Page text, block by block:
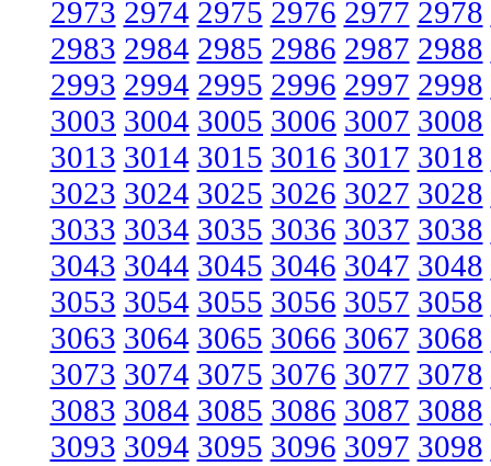
2973 2974 2975 2976 2977 2978
2983 2984 2985 2986 2987 2988
2993 2994 2995 2996 2997 2998
3003 3004 3005 3006 3007 3008
3013 3014 3015 3016 3017 3018
3023 3024 3025 3026 3027 3028
3033 3034 3035 3036 3037 3038
3043 3044 3045 3046 3047 3048
3053 3054 3055 3056 3057 3058
3063 3064 3065 3066 3067 3068
3073 3074 3075 3076 3077 3078
3083 3084 3085 3086 3087 3088
3093 3094 3095 3096 3097 3098